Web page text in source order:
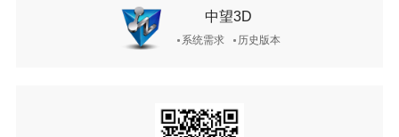
中望3D
系统需求 历史版本